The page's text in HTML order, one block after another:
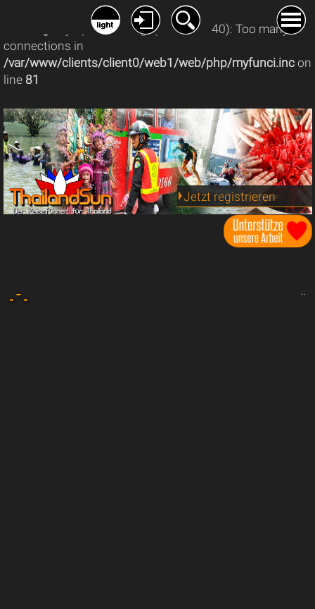
: mysqli_connect(): (08004/1040): Too many
connections in
/var/www/clients/client0/web1/web/php/myfunci.inc on
line 81
Jetzt registrieren
..
.. - ..